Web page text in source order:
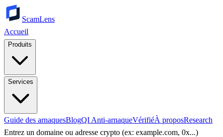
ScamLens
Accueil
Produits
Services
Guide des arnaquesBlogQI Anti-arnaqueVérifiéÀ proposResearch
Entrez un domaine ou adresse crypto (ex: example.com, 0x...)